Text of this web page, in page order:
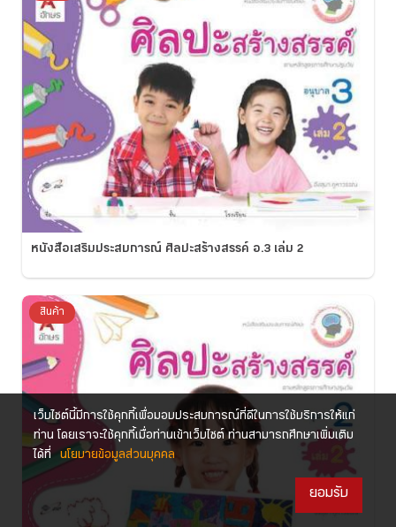
หนังสือเสริมประสบการณ์ ศิลปะสร้างสรรค์ อ.3 เล่ม 2
สินค้า
เว็บไซต์นี้มีการใช้คุกกี้เพื่อมอบประสบการณ์ที่ดีในการใช้บริการให้แก่
ท่าน โดยเราจะใช้คุกกี้เมื่อท่านเข้าเว็บไซต์ ท่านสามารถศึกษาเพิ่มเติม
ได้ที่
นโยบายข้อมูลส่วนบุคคล
ยอมรับ